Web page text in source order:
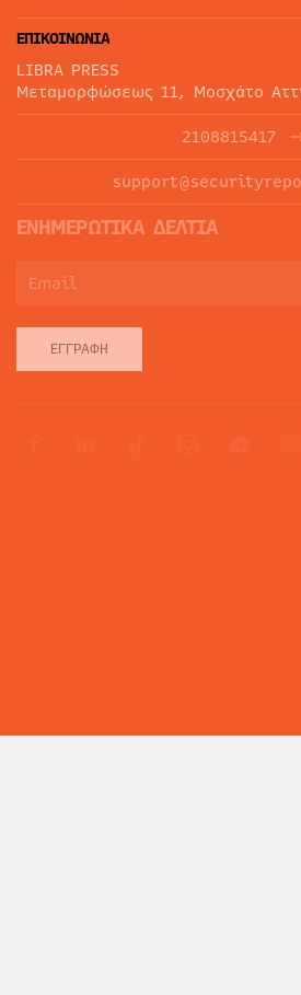
ΕΠΙΚΟΙΝΩΝΙΑ
LIBRA PRESS
Μεταμορφώσεως 11, Μοσχάτο
2108815417
ΕΝΗΜΕΡΩΤΙΚΑ ΔΕΛΤΙΑ
ΕΓΓΡΑΦΉ